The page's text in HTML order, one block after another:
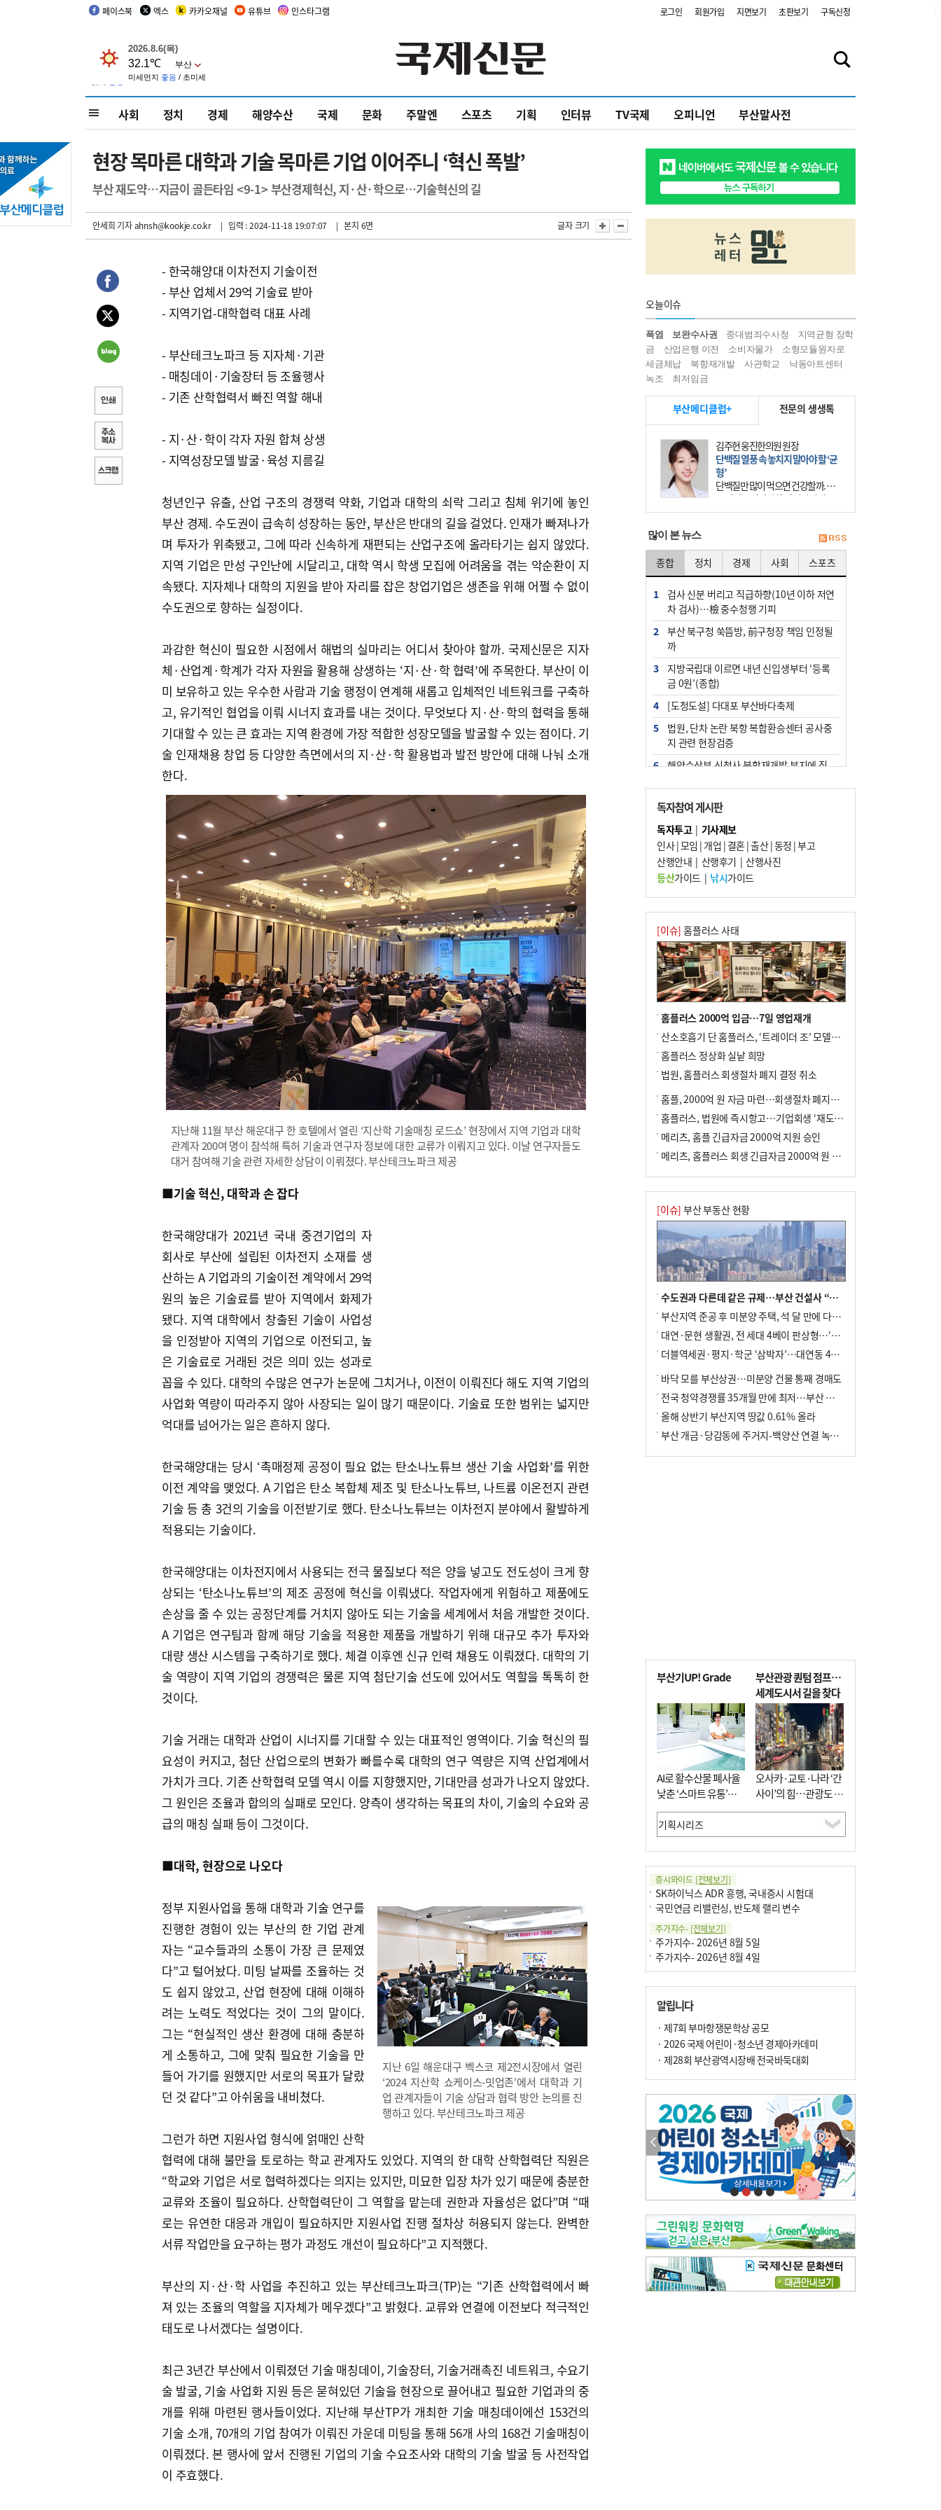
페이스북 엑스 카카오채널 유튜브 인스타그램 로그인 회원가입 지면보기 초판보기 구독신청
사회 정치 경제 해양수산 국제 문화 주말엔 스포츠 기획 인터뷰 TV국제 오피니언 부산말사전
현장 목마른 대학과 기술 목마른 기업 이어주니 ‘혁신 폭발’
부산 재도약…지금이 골든타임 <9-1> 부산경제혁신, 지·산·학으로…기술혁신의 길
안세희 기자ahnsh@kookje.co.kr | 입력 : 2024-11-18 19:07:07 | 본지 6면 글자 크기
- 한국해양대 이차전지 기술이전
- 부산 업체서 29억 기술료 받아
- 지역기업-대학협력 대표 사례
- 부산테크노파크 등 지자체·기관
- 매칭데이·기술장터 등 조율행사
- 기존 산학협력서 빠진 역할 해내
- 지·산·학이 각자 자원 합쳐 상생
- 지역성장모델 발굴·육성 지름길
청년인구 유출, 산업 구조의 경쟁력 약화, 기업과 대학의 쇠락 그리고 침체 위기에 놓인
부산 경제. 수도권이 급속히 성장하는 동안, 부산은 반대의 길을 걸었다. 인재가 빠져나가
며 투자가 위축됐고, 그에 따라 신속하게 재편되는 산업구조에 올라타기는 쉽지 않았다.
지역 기업은 만성 구인난에 시달리고, 대학 역시 학생 모집에 어려움을 겪는 악순환이 지
속됐다. 지자체나 대학의 지원을 받아 자리를 잡은 창업기업은 생존을 위해 어쩔 수 없이
수도권으로 향하는 실정이다.
과감한 혁신이 필요한 시점에서 해법의 실마리는 어디서 찾아야 할까. 국제신문은 지자
체·산업계·학계가 각자 자원을 활용해 상생하는 ‘지·산·학 협력’에 주목한다. 부산이 이
미 보유하고 있는 우수한 사람과 기술 행정이 연계해 새롭고 입체적인 네트워크를 구축하
고, 유기적인 협업을 이뤄 시너지 효과를 내는 것이다. 무엇보다 지·산·학의 협력을 통해
기대할 수 있는 큰 효과는 지역 환경에 가장 적합한 성장모델을 발굴할 수 있는 점이다. 기
술 인재채용 창업 등 다양한 측면에서의 지·산·학 활용법과 발전 방안에 대해 나눠 소개
한다.
지난해 11월 부산 해운대구 한 호텔에서 열린 ‘지산학 기술매칭 로드쇼’ 현장에서 지역 기업과 대학
관계자 200여 명이 참석해 특허 기술과 연구자 정보에 대한 교류가 이뤄지고 있다. 이날 연구자들도
대거 참여해 기술 관련 자세한 상담이 이뤄졌다. 부산테크노파크 제공
■기술 혁신, 대학과 손 잡다
한국해양대가 2021년 국내 중견기업의 자
회사로 부산에 설립된 이차전지 소재를 생
산하는 A 기업과의 기술이전 계약에서 29억
원의 높은 기술료를 받아 지역에서 화제가
됐다. 지역 대학에서 창출된 기술이 사업성
을 인정받아 지역의 기업으로 이전되고, 높
은 기술료로 거래된 것은 의미 있는 성과로
꼽을 수 있다. 대학의 수많은 연구가 논문에 그치거나, 이전이 이뤄진다 해도 지역 기업의
사업화 역량이 따라주지 않아 사장되는 일이 많기 때문이다. 기술료 또한 범위는 넓지만
억대를 넘어가는 일은 흔하지 않다.
한국해양대는 당시 ‘촉매정제 공정이 필요 없는 탄소나노튜브 생산 기술 사업화’를 위한
이전 계약을 맺었다. A 기업은 탄소 복합체 제조 및 탄소나노튜브, 나트륨 이온전지 관련
기술 등 총 3건의 기술을 이전받기로 했다. 탄소나노튜브는 이차전지 분야에서 활발하게
적용되는 기술이다.
한국해양대는 이차전지에서 사용되는 전극 물질보다 적은 양을 넣고도 전도성이 크게 향
상되는 ‘탄소나노튜브’의 제조 공정에 혁신을 이뤄냈다. 작업자에게 위험하고 제품에도
손상을 줄 수 있는 공정단계를 거치지 않아도 되는 기술을 세계에서 처음 개발한 것이다.
A 기업은 연구팀과 함께 해당 기술을 적용한 제품을 개발하기 위해 대규모 추가 투자와
대량 생산 시스템을 구축하기로 했다. 체결 이후엔 신규 인력 채용도 이뤄졌다. 대학의 기
술 역량이 지역 기업의 경쟁력은 물론 지역 첨단기술 선도에 있어서도 역할을 톡톡히 한
것이다.
기술 거래는 대학과 산업이 시너지를 기대할 수 있는 대표적인 영역이다. 기술 혁신의 필
요성이 커지고, 첨단 산업으로의 변화가 빠를수록 대학의 연구 역량은 지역 산업계에서
가치가 크다. 기존 산학협력 모델 역시 이를 지향했지만, 기대만큼 성과가 나오지 않았다.
그 원인은 조율과 합의의 실패로 모인다. 양측이 생각하는 목표의 차이, 기술의 수요와 공
급의 매칭 실패 등이 그것이다.
■대학, 현장으로 나오다
지난 6일 해운대구 벡스코 제2전시장에서 열린
‘2024 지산학 쇼케이스-밋업존’에서 대학과 기
업 관계자들이 기술 상담과 협력 방안 논의를 진
행하고 있다. 부산테크노파크 제공
정부 지원사업을 통해 대학과 기술 연구를
진행한 경험이 있는 부산의 한 기업 관계
자는 “교수들과의 소통이 가장 큰 문제였
다”고 털어놨다. 미팅 날짜를 조율하는 것
도 쉽지 않았고, 산업 현장에 대해 이해하
려는 노력도 적었다는 것이 그의 말이다.
그는 “현실적인 생산 환경에 대해 충분하
게 소통하고, 그에 맞춰 필요한 기술을 만
들어 가기를 원했지만 서로의 목표가 달랐
던 것 같다”고 아쉬움을 내비쳤다.
그런가 하면 지원사업 형식에 얽매인 산학
협력에 대해 불만을 토로하는 학교 관계자도 있었다. 지역의 한 대학 산학협력단 직원은
“학교와 기업은 서로 협력하겠다는 의지는 있지만, 미묘한 입장 차가 있기 때문에 충분한
교류와 조율이 필요하다. 산학협력단이 그 역할을 맡는데 권한과 자율성은 없다”며 “때
로는 유연한 대응과 개입이 필요하지만 지원사업 진행 절차상 허용되지 않는다. 완벽한
서류 작업만을 요구하는 평가 과정도 개선이 필요하다”고 지적했다.
부산의 지·산·학 사업을 추진하고 있는 부산테크노파크(TP)는 “기존 산학협력에서 빠
져 있는 조율의 역할을 지자체가 메우겠다”고 밝혔다. 교류와 연결에 이전보다 적극적인
태도로 나서겠다는 설명이다.
최근 3년간 부산에서 이뤄졌던 기술 매칭데이, 기술장터, 기술거래촉진 네트워크, 수요기
술 발굴, 기술 사업화 지원 등은 묻혀있던 기술을 현장으로 끌어내고 필요한 기업과의 중
개를 위해 마련된 행사들이었다. 지난해 부산TP가 개최한 기술 매칭데이에선 153건의
기술 소개, 70개의 기업 참여가 이뤄진 가운데 미팅을 통해 56개 사의 168건 기술매칭이
이뤄졌다. 본 행사에 앞서 진행된 기업의 기술 수요조사와 대학의 기술 발굴 등 사전작업
이 주효했다.
오늘이슈
폭염 보완수사권 중대범죄수사청
지역균형 장학
금
산업은행 이전 소비자물가
소형모듈원자로
세금체납
북항재개발 사관학교
낙동아트센터
녹조
최저임금
부산메디클럽+ 전문의 생생톡
김주현 웅진한의원 원장
단백질 열풍 속 놓치지 말아야 할 ‘균
형’
단백질만 많이 먹으면 건강할까. 요
즘 건강을 이야기할 때 빠지지 않는
키워드가 단백질이다. 헬스장을 다니
많이 본 뉴스
종합 정치 경제 사회 스포츠
1
검사 신분 버리고 직급하향(10년 이하 저연
차 검사)…檢 중수청행 기피
2
부산 북구청 쑥뜸방, 前구청장 책임 인정될
까
3
지방국립대 이르면 내년 신입생부터 ‘등록
금 0원’(종합)
4
[도청도설] 다대포 부산바다축제
5
법원, 단차 논란 북항 복합환승센터 공사중
지 관련 현장검증
6
해양수산부 신청사 북항재개발 부지에 짓
7
지역 상권도 말라죽을 판이라…가뭄 속 밀
양물축제 강행 논란
8
통영시민 추석 전 35만 원 받는다
9
부산 철강공장 50대 노동자 추락사
10 국힘 부산시당, ‘정이한 조력’ 시의원 윤리
위에…‘한동훈 지지’도 신고접수
독자참여 게시판
독자투고| 기사제보
인사|모임 | 개업 | 결혼|출산|동정 |부고
산행안내 | 산행후기 | 산행사진
등산가이드| 낚시가이드
[이슈] 홈플러스 사태
홈플러스 2000억 입금…7일 영업재개
산소호흡기 단 홈플러스, ‘트레이더 조’ 모델로 살아날까
홈플러스 정상화 실낱 희망
법원, 홈플러스 회생절차 폐지 결정 취소
홈플, 2000억 원 자금 마련…회생절차 폐지에 즉시항고(종합)
홈플러스, 법원에 즉시항고…기업회생 ‘재도전’
메리츠, 홈플 긴급자금 2000억 지원 승인
메리츠, 홈플러스 회생 긴급자금 2000억 원 지원 승인
[이슈] 부산 부동산 현황
수도권과 다른데 같은 규제…부산 건설사 “쓰러지기 직전”
부산지역 준공 후 미분양 주택, 석 달 만에 다시 3000가구 넘어서
대연·문현 생활권, 전 세대 4베이 판상형…‘더샵 트리센트’ 내달 분양
더블역세권·평지·학군 ‘삼박자’…대연동 42층 브랜드 단지
바닥 모를 부산상권…미분양 건물 통째 경매도
전국 청약경쟁률 35개월 만에 최저…부산 미분양 ‘적체’ 심화
올해 상반기 부산지역 땅값 0.61% 올라
부산 개금·당감동에 주거지-백양산 연결 녹지 조성
부산기UP! Grade
AI로 활수산물 폐사율
낮춘 ‘스마트 유통’…
사막·산악지대 수출
도전
부산관광 퀀텀 점프…
세계도시서 길을 찾다
오사카·교토·나라 ‘간
사이’의 힘…관광도 뭉
쳐야 흥한다
증시와이드 [전체보기]
SK하이닉스 ADR 흥행, 국내증시 시험대
국민연금 리밸런싱, 반도체 랠리 변수
주가지수- [전체보기]
주가지수- 2026년 8월 5일
주가지수- 2026년 8월 4일
알립니다
· 제7회 부마항쟁문학상 공모
· 2026 국제 어린이·청소년 경제아카데미
· 제28회 부산광역시장배 전국바둑대회